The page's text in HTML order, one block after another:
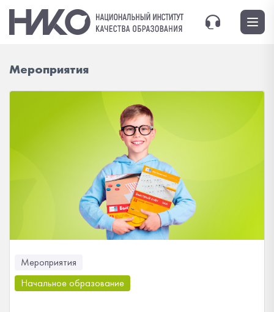
Мероприятия
Мероприятия
Начальное образование